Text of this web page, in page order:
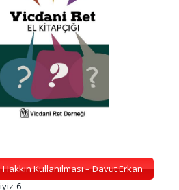
Kullanılması – Davut Erkan